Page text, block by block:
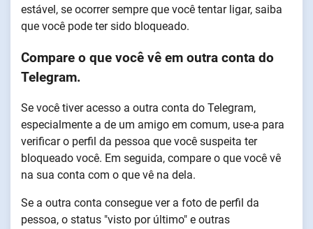
estável, se ocorrer sempre que você tentar ligar, saiba
que você pode ter sido bloqueado.
Compare o que você vê em outra conta do
Telegram.
Se você tiver acesso a outra conta do Telegram,
especialmente a de um amigo em comum, use-a para
verificar o perfil da pessoa que você suspeita ter
bloqueado você. Em seguida, compare o que você vê
na sua conta com o que vê na dela.
Se a outra conta consegue ver a foto de perfil da
pessoa, o status "visto por último" e outras